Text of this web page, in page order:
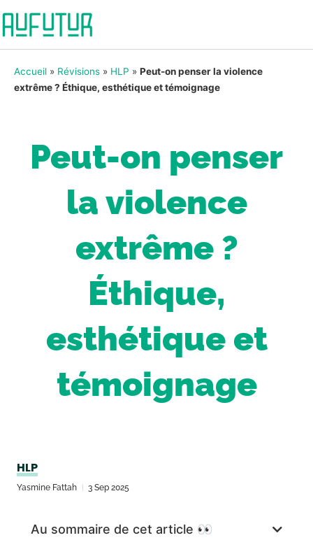
Accueil » Révisions » HLP » Peut-on penser la violence
extrême ? Éthique, esthétique et témoignage
Peut-on penser
la violence
extrême ?
Éthique,
esthétique et
témoignage
HLP
Yasmine Fattah 3 Sep 2025
Au sommaire de cet article 👀